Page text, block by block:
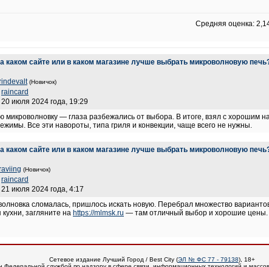
Средняя оценка:
каком сайте или в каком магазине лучше выбрать микроволновую
(Новичок)
raincard
июля 2024 года, 19:29
микроволновку — глаза разбежались от выбора. В итоге, взял с
Все эти навороты, типа гриля и конвекции, чаще всего не нужны.
каком сайте или в каком магазине лучше выбрать микроволновую
(Новичок)
raincard
июля 2024 года, 4:17
сломалась, пришлось искать новую. Перебрал множество
загляните на https://mlmsk.ru — там отличный выбор и хорошие цены.
Сетевое издание Лучший Город / Best City (ЭЛ № ФС 77 - 79138), 18+